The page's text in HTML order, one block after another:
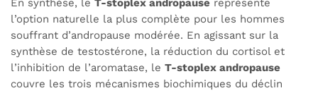
En synthèse, le T-stoplex andropause représente
l’option naturelle la plus complète pour les hommes
souffrant d’andropause modérée. En agissant sur la
synthèse de testostérone, la réduction du cortisol et
l’inhibition de l’aromatase, le T-stoplex andropause
couvre les trois mécanismes biochimiques du déclin